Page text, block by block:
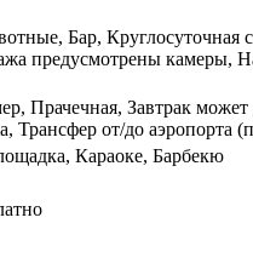
Бар, Круглосуточная
предусмотрены камеры,
Прачечная, Завтрак
Трансфер от/до аэропорта
Караоке, Барбекю